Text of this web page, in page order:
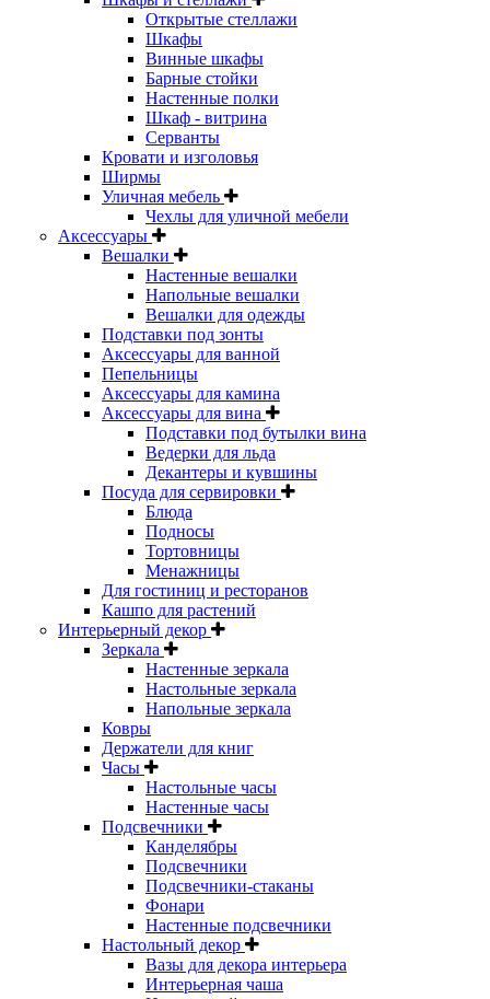
Открытые стеллажи
Шкафы
Винные шкафы
Барные стойки
Настенные полки
Шкаф - витрина
Серванты
Кровати и изголовья
Ширмы
Уличная мебель
Чехлы для уличной мебели
Аксессуары
Вешалки
Настенные вешалки
Напольные вешалки
Вешалки для одежды
Подставки под зонты
Аксессуары для ванной
Пепельницы
Аксессуары для камина
Аксессуары для вина
Подставки под бутылки вина
Ведерки для льда
Декантеры и кувшины
Посуда для сервировки
Блюда
Подносы
Тортовницы
Менажницы
Для гостиниц и ресторанов
Кашпо для растений
Интерьерный декор
Зеркала
Настенные зеркала
Настольные зеркала
Напольные зеркала
Ковры
Держатели для книг
Часы
Настольные часы
Настенные часы
Подсвечники
Канделябры
Подсвечники
Подсвечники-стаканы
Фонари
Настенные подсвечники
Настольный декор
Вазы для декора интерьера
Интерьерная чаша